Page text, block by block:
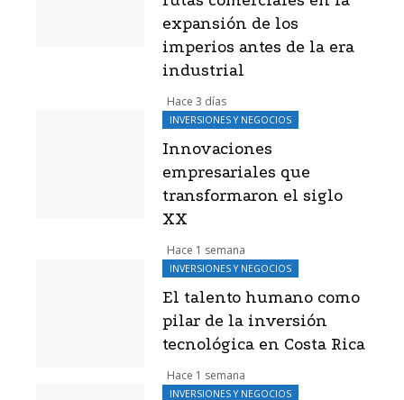
expansión de los
imperios antes de la era
industrial
Hace 3 días
INVERSIONES Y NEGOCIOS
Innovaciones
empresariales que
transformaron el siglo
XX
Hace 1 semana
INVERSIONES Y NEGOCIOS
El talento humano como
pilar de la inversión
tecnológica en Costa Rica
Hace 1 semana
INVERSIONES Y NEGOCIOS